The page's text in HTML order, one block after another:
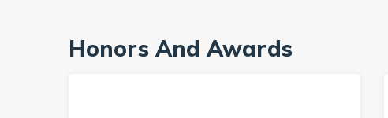
Honors And Awards